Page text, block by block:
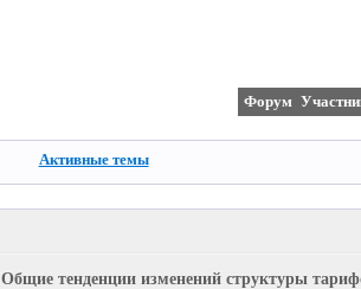
Форум
Активные темы
Общие тенденции изменений структуры